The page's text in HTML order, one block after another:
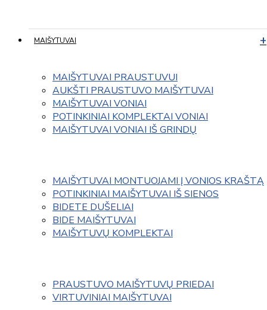
MAIŠYTUVAI
MAIŠYTUVAI PRAUSTUVUI
AUKŠTI PRAUSTUVO MAIŠYTUVAI
MAIŠYTUVAI VONIAI
POTINKINIAI KOMPLEKTAI VONIAI
MAIŠYTUVAI VONIAI IŠ GRINDŲ
MAIŠYTUVAI MONTUOJAMI Į VONIOS KRAŠTĄ
POTINKINIAI MAIŠYTUVAI IŠ SIENOS
BIDETE DUŠELIAI
BIDE MAIŠYTUVAI
MAIŠYTUVŲ KOMPLEKTAI
PRAUSTUVO MAIŠYTUVŲ PRIEDAI
VIRTUVINIAI MAIŠYTUVAI